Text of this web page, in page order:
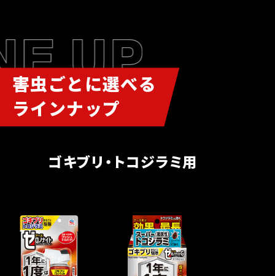
害虫ごとに選べる
ラインナップ
ゴキブリ・トコジラミ用